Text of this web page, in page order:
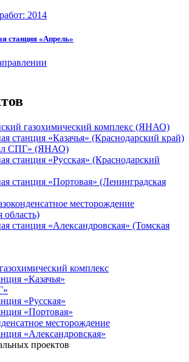
2014
станция «Апрель»
газохимический комплекс (ЯНАО)
станция «Казачья» (Краснодарский край)
СПГ» (ЯНАО)
станция «Русская» (Краснодарский
станция «Портовая» (Ленинградская
месторождение
область)
станция «Александровская» (Томская
комплекс
«Казачья»
«Русская»
«Портовая»
месторождение
«Александровская»
проектов